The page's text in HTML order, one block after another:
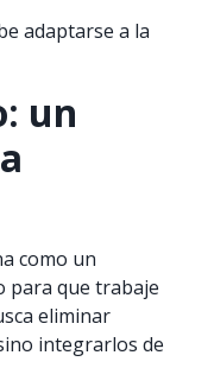
adaptarse a la
un
como un
para que trabaje
eliminar
integrarlos de